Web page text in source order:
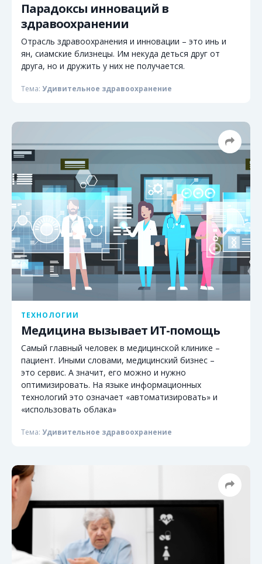
Парадоксы инноваций в
здравоохранении
Отрасль здравоохранения и инновации – это инь и
ян, сиамские близнецы. Им некуда деться друг от
друга, но и дружить у них не получается.
Тема: Удивительное здравоохранение
ТЕХНОЛОГИИ
Медицина вызывает ИТ-помощь
Самый главный человек в медицинской клинике –
пациент. Иными словами, медицинский бизнес –
это сервис. А значит, его можно и нужно
оптимизировать. На языке информационных
технологий это означает «автоматизировать» и
«использовать облака»
Тема: Удивительное здравоохранение